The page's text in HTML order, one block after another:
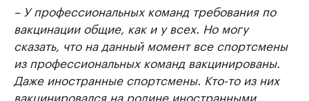
– У профессиональных команд требования по
вакцинации общие, как и у всех. Но могу
сказать, что на данный момент все спортсмены
из профессиональных команд вакцинированы.
Даже иностранные спортсмены. Кто-то из них
вакцинировался на родине иностранными